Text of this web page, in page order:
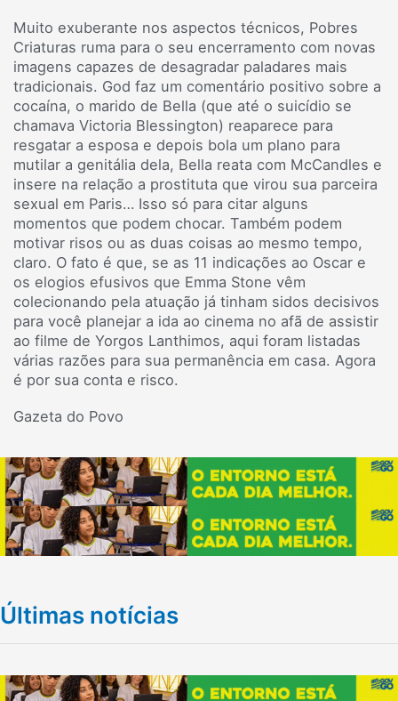
Muito exuberante nos aspectos técnicos, Pobres
Criaturas ruma para o seu encerramento com novas
imagens capazes de desagradar paladares mais
tradicionais. God faz um comentário positivo sobre a
cocaína, o marido de Bella (que até o suicídio se
chamava Victoria Blessington) reaparece para
resgatar a esposa e depois bola um plano para
mutilar a genitália dela, Bella reata com McCandles e
insere na relação a prostituta que virou sua parceira
sexual em Paris… Isso só para citar alguns
momentos que podem chocar. Também podem
motivar risos ou as duas coisas ao mesmo tempo,
claro. O fato é que, se as 11 indicações ao Oscar e
os elogios efusivos que Emma Stone vêm
colecionando pela atuação já tinham sidos decisivos
para você planejar a ida ao cinema no afã de assistir
ao filme de Yorgos Lanthimos, aqui foram listadas
várias razões para sua permanência em casa. Agora
é por sua conta e risco.
Gazeta do Povo
Últimas notícias